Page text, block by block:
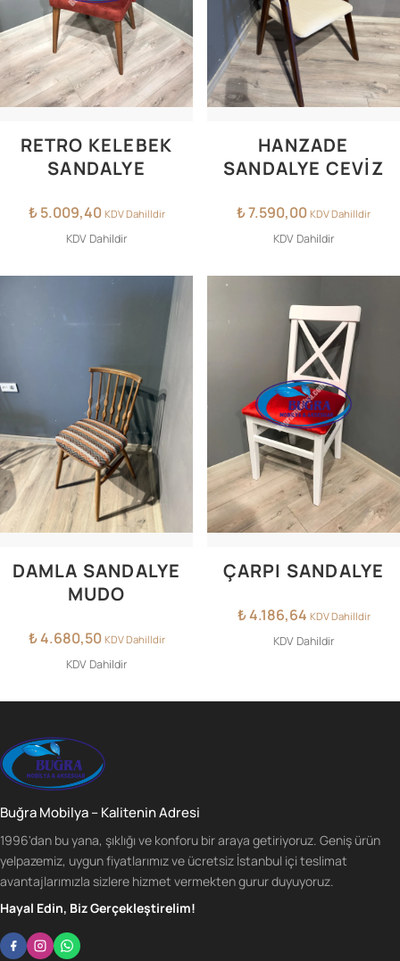
RETRO KELEBEK
SANDALYE
₺5.009,40 KDV Dahilldir
KDV Dahildir
HANZADE
SANDALYE CEVIZ
₺7.590,00 KDV Dahilldir
KDV Dahildir
DAMLA SANDALYE
MUDO
₺4.680,50 KDV Dahilldir
KDV Dahildir
ÇARPI SANDALYE
₺4.186,64 KDV Dahilldir
KDV Dahildir
Buğra Mobilya – Kalitenin Adresi
1996'dan bu yana, şıklığı ve konforu bir araya getiriyoruz. Geniş ürün
yelpazemiz, uygun fiyatlarımız ve ücretsiz İstanbul içi teslimat
avantajlarımızla sizlere hizmet vermekten gurur duyuyoruz.
Hayal Edin, Biz Gerçekleştirelim!